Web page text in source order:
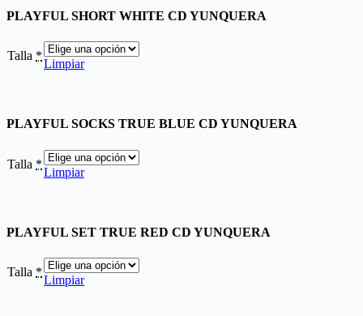
PLAYFUL SHORT WHITE CD YUNQUERA
Talla *
Limpiar
PLAYFUL SOCKS TRUE BLUE CD YUNQUERA
Talla *
Limpiar
PLAYFUL SET TRUE RED CD YUNQUERA
Talla *
Limpiar